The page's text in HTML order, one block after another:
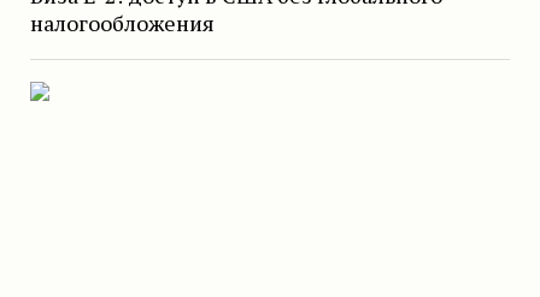
налогообложения